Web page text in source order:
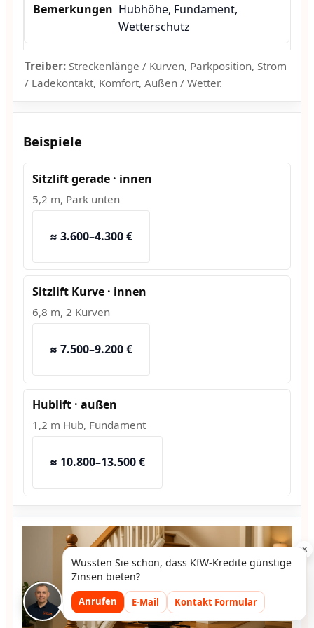
Hubhöhe, Fundament,
Wetterschutz
Treiber:Streckenlänge / Kurven, Parkposition, Strom
/ Ladekontakt, Komfort, Außen / Wetter.
Beispiele
Sitzlift gerade · innen
5,2 m, Park unten
≈ 3.600–4.300 €
Sitzlift Kurve · innen
6,8 m, 2 Kurven
≈ 7.500–9.200 €
Hublift · außen
1,2 m Hub, Fundament
≈ 10.800–13.500 €
×
Wussten Sie schon, dass KfW-Kredite günstige
Zinsen bieten?
Anrufen E-Mail Kontakt Formular